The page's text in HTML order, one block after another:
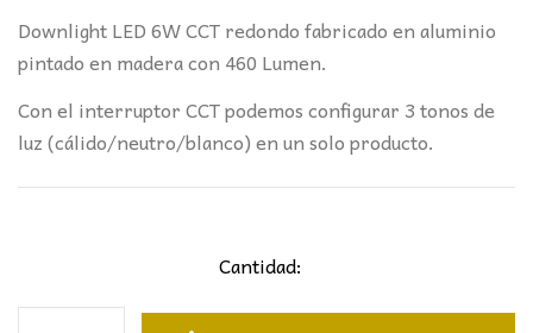
Downlight LED 6W CCT redondo fabricado en aluminio
pintado en madera con 460 Lumen.
Con el interruptor CCT podemos configurar 3 tonos de
luz (cálido/neutro/blanco) en un solo producto.
Cantidad: